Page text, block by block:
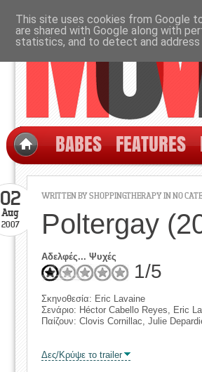
BABES FEATURES
WRITTEN BY SHOPPINGTHERAPY IN NO
02
Aug
2007 Poltergay
Αδελφές... Ψυχές
1/5
Σκηνοθεσία: Eric Lavaine
Σενάριο: Héctor Cabello Reyes, Eric
Παίζουν: Clovis Cornillac, Julie
Δες/Κρύψε το trailer
This site uses cookies from Google
are shared with Google along with
statistics, and to detect and address